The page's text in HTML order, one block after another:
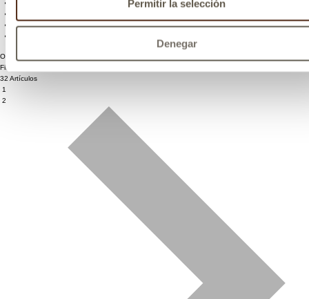
Permitir la selección
Denegar
CHOLLAZO(1)
Ordenar por:
Filtrar productos
32 Artículos
1
2